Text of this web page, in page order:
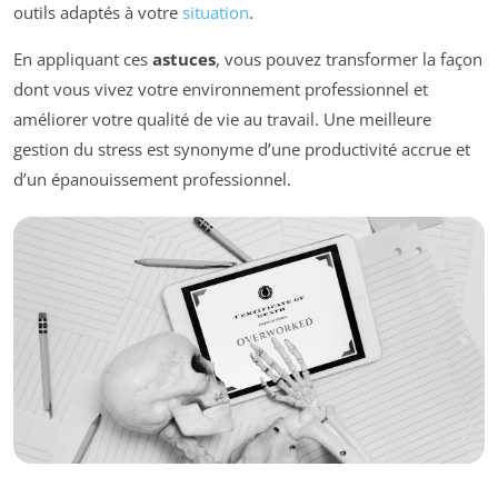
outils adaptés à votre situation.
En appliquant ces astuces, vous pouvez transformer la façon
dont vous vivez votre environnement professionnel et
améliorer votre qualité de vie au travail. Une meilleure
gestion du stress est synonyme d’une productivité accrue et
d’un épanouissement professionnel.